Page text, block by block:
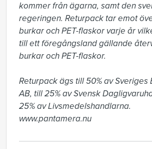
kommer från ägarna, samt den
regeringen. Returpack tar emot
burkar och PET-flaskor varje år
till ett föregångsland gällande
burkar och PET-flaskor.
Returpack ägs till 50% av Sveriges
AB, till 25% av Svensk
25% av Livsmedelshandlarna.
www.pantamera.nu